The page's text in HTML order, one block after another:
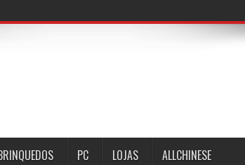
PC LOJAS ALLCHINESE